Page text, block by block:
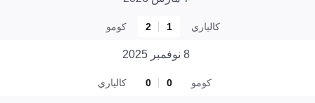
كالياري 1
2 كومو
8 نوفمبر 2025
كومو 0
0 كالياري